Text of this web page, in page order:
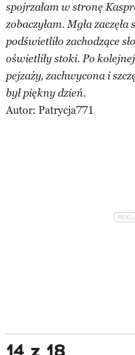
spojrzałam w stronę
zobaczyłam. Mgła
podświetliło zachodzące
oświetliły stoki. Po
pejzaży, zachwycona i
był piękny dzień.
Autor: Patrycja771